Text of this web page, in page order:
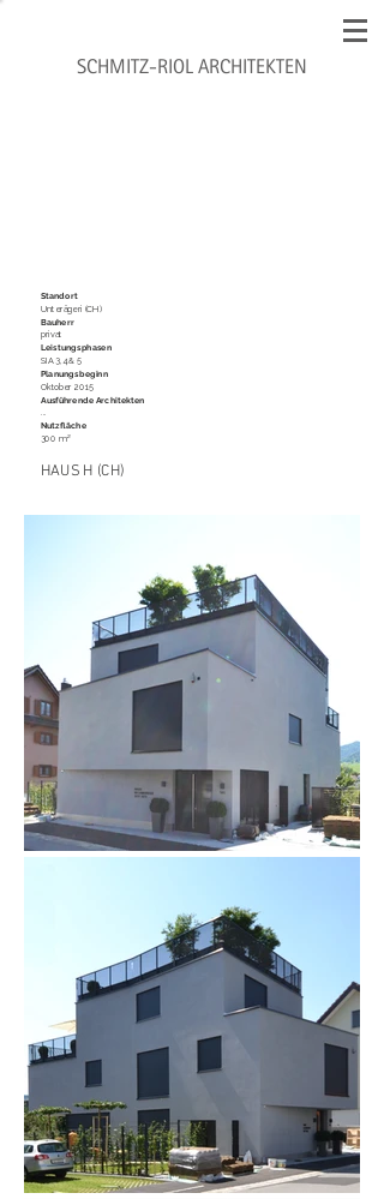
SCHMITZ-RIOL ARCHITEKTEN
Standort
Unterägeri (CH)
Bauherr
privat
Leistungsphasen
SIA 3,4 & 5
Planungsbeginn
Oktober 2015
Ausführende Architekten
...
Nutzfläche
300 m²
HAUS H (CH)